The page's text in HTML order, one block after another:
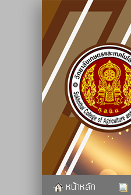
หน้าหลัก